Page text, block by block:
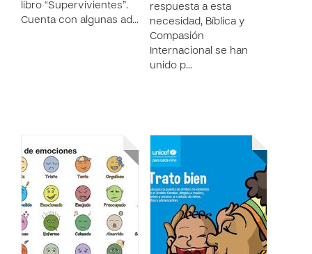
libro “Supervivientes”.
Cuenta con algunas ad…
respuesta a esta
necesidad, Bíblica y
Compasión
Internacional se han
unido p…